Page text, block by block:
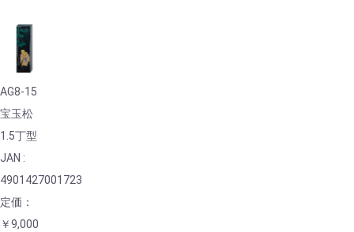
AG8-15
宝玉松
1.5丁型
JAN :
4901427001723
定価：
￥9,000